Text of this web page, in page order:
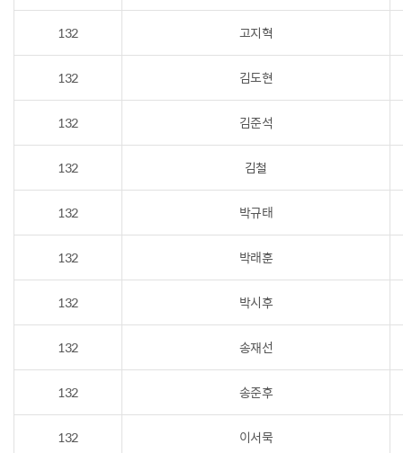
132 고지혁
132 김도현
132 김준석
132 김철
132 박규태
132 박래훈
132 박시후
132 송재선
132 송준후
132 이서묵